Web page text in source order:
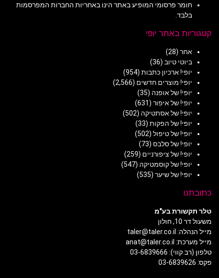
חומר פרסומי המופיע באתר הינו באחריות החברות המפרסמות
בלבד.
קטגוריות באתר יופי
אחר (28)
ביוטי טיוב (36)
יופי! ארכיון כתבות (954)
יופי! מוצרים חדשים (2,566)
יופי! של אופנה (35)
יופי! של איפור (631)
יופי! של אסתטיקה (502)
יופי! של הפקות (33)
יופי! של טיפול (502)
יופי! של סלבס (73)
יופי! של ציפורניים (259)
יופי! של קוסמטיקה (547)
יופי! של שיער (535)
כתובתנו
טלר תקשורת בע"מ
משעול דר 10, חולון
מייל הנהלה: taler@taler.co.il
מייל מערכת: anat@taler.co.il
טלפון (רב קווי): 03-6839666
פקס: 03-6839626